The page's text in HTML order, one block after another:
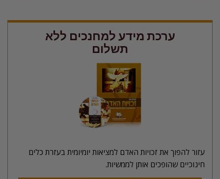
ערכת מידע למחנכים ללא
תשלום
עזור להפוך את זכויות האדם למציאות יומיומית בעזרת כלים
חינוכיים שהופכים אותן לממשיות.